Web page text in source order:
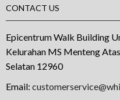
CONTACT US
Epicentrum Walk Building
Kelurahan MS Menteng
Selatan 12960
Email: